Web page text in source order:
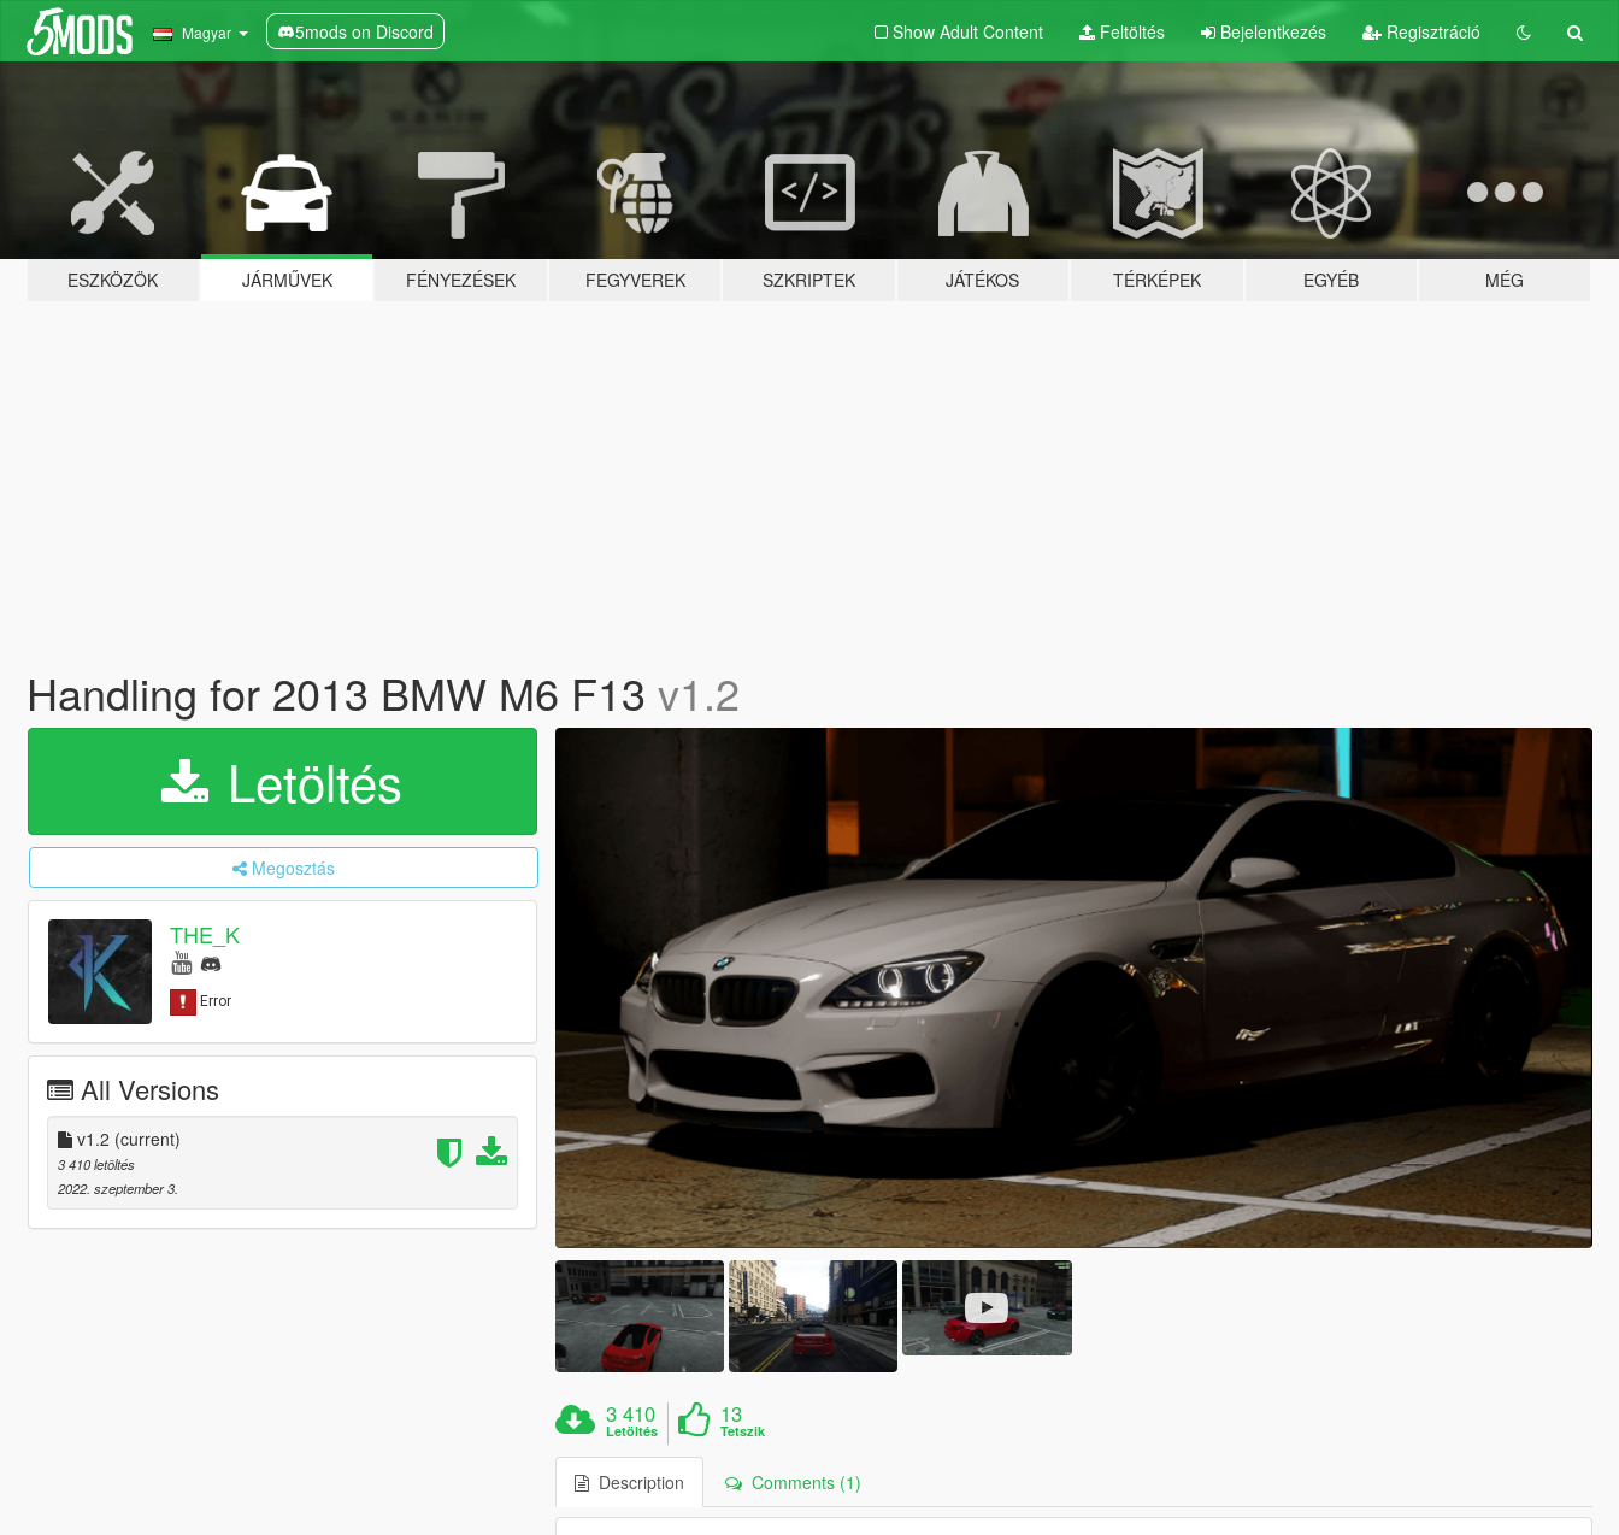
Magyar 5mods on Discord Show Adult Content Feltöltés Bejelentkezés Regisztráció
ESZKÖZÖK JÁRMŰVEK FÉNYEZÉSEK FEGYVEREK SZKRIPTEK JÁTÉKOS TÉRKÉPEK EGYÉB MÉG
Handling for 2013 BMW M6 F13 v1.2
Letöltés
Megosztás
THE_K
All Versions
v1.2 (current)
3 410 letöltés
2022. szeptember 3.
3 410
Letöltés
13
Tetszik
Description Comments (1)